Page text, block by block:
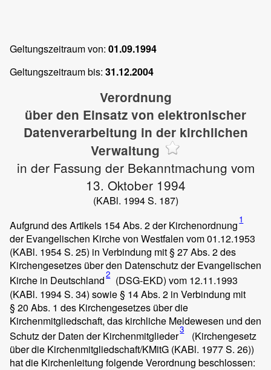
Geltungszeitraum von: 01.09.1994
Geltungszeitraum bis: 31.12.2004
Verordnung
über den Einsatz von elektronischer
Datenverarbeitung in der kirchlichen
Verwaltung
in der Fassung der Bekanntmachung vom
13. Oktober 1994
(KABl. 1994 S. 187)
Aufgrund des Artikels 154 Abs. 2 der Kirchenordnung 1
der Evangelischen Kirche von Westfalen vom 01.12.1953
(KABl. 1954 S. 25) in Verbindung mit § 27 Abs. 2 des
Kirchengesetzes über den Datenschutz der Evangelischen
Kirche in Deutschland2 (DSG-EKD) vom 12.11.1993
(KABl. 1994 S. 34) sowie § 14 Abs. 2 in Verbindung mit
§ 20 Abs. 1 des Kirchengesetzes über die
Kirchenmitgliedschaft, das kirchliche Meldewesen und den
Schutz der Daten der Kirchenmitglieder3
(Kirchengesetz
über die Kirchenmitgliedschaft/KMitG (KABl. 1977 S. 26))
hat die Kirchenleitung folgende Verordnung beschlossen: